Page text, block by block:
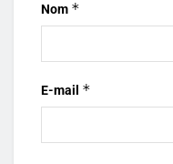
Nom *
E-mail *